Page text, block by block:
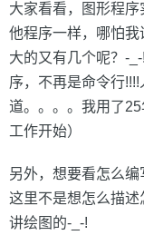
大家看看，图形程
他程序一样，哪怕
大的又有几个呢？-
序，不再是命令行
道。。。。我用了
工作开始）
另外，想要看怎么编
这里不是想怎么描
讲绘图的-_-!